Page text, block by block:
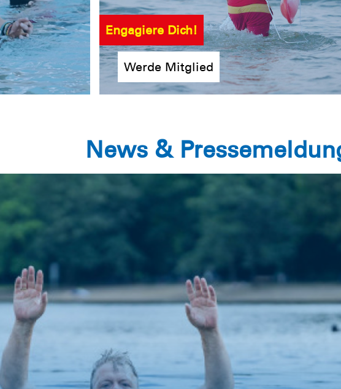
Engagiere Dich!
Werde Mitglied
News &